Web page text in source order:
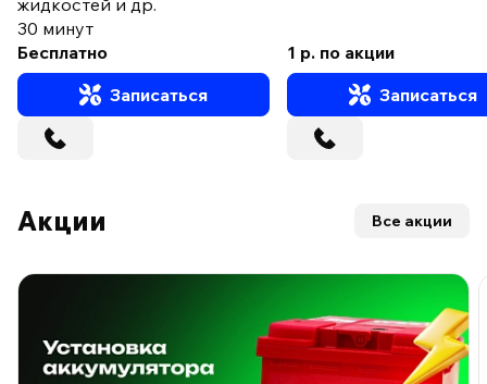
30 минут
Бесплатно
Записаться
1 р. по акции
Записаться
Акции Все акции